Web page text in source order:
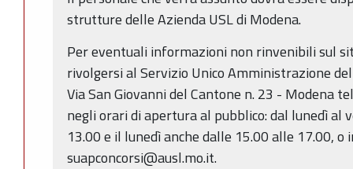
strutture delle Azienda USL di Modena.
Per eventuali informazioni non rinvenibili sul
rivolgersi al Servizio Unico Amministrazione
Via San Giovanni del Cantone n. 23 - Modena
negli orari di apertura al pubblico: dal lunedì al
13.00 e il lunedì anche dalle 15.00 alle 17.00,
suapconcorsi@ausl.mo.it.